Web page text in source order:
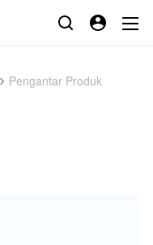
Pengantar Produk